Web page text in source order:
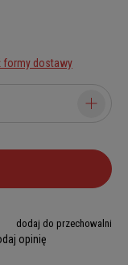
formy dostawy
dodaj do przechowalni
opinię